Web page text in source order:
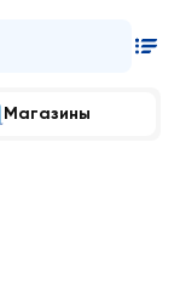
Магазины